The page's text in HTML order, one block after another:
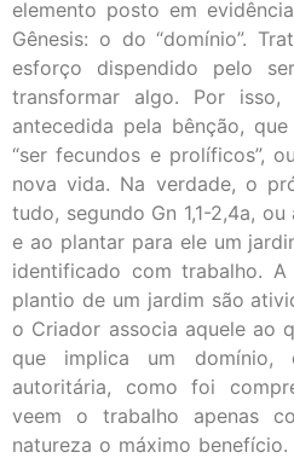
elemento posto em
Gênesis: o do “domínio”.
esforço dispendido pelo
transformar algo. Por
antecedida pela bênção,
“ser fecundos e prolíficos”,
nova vida. Na verdade, o
tudo, segundo Gn 1,1-2,4a,
e ao plantar para ele um
identificado com trabalho.
plantio de um jardim são
o Criador associa aquele ao
que implica um domínio,
autoritária, como foi
veem o trabalho apenas
natureza o máximo